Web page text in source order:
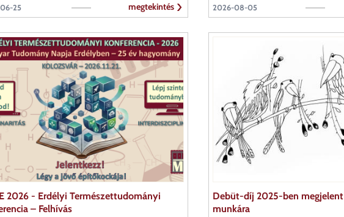
25 megtekintés 2026-08-05
2026 - Erdélyi Természettudományi
– Felhívás
Debüt-díj 2025-ben
munkára